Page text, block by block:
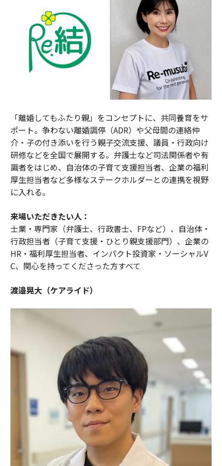
「離婚してもふたり親」をコンセプトに、共同養育をサ
ポート。争わない離婚調停（ADR）や父母間の連絡仲
介・子の付き添いを行う親子交流支援、議員・行政向け
研修などを全国で展開する。弁護士など司法関係者や有
識者をはじめ、自治体の子育て支援担当者、企業の福利
厚生担当者など多様なステークホルダーとの連携を視野
に入れる。
来場いただきたい人：
士業・専門家（弁護士、行政書士、FPなど）、自治体・
行政担当者（子育て支援・ひとり親支援部門）、企業の
HR・福利厚生担当者、インパクト投資家・ソーシャルV
C、関心を持ってくださった方すべて
渡邉晃大（ケアライド）